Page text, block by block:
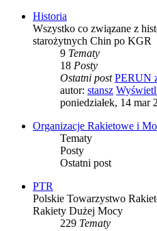
Historia
Wszystko co związane z
starożytnych Chin po KGR
9 Tematy
18 Posty
Ostatni post PERUN
autor: stansz
poniedziałek, 14 mar
Organizacje Rakietowe i
Tematy
Posty
Ostatni post
PTR
Polskie Towarzystwo
Rakiety Dużej Mocy
229 Tematy